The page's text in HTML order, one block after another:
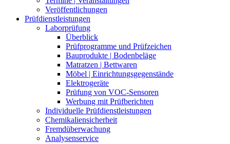
Veröffentlichungen
Prüfdienstleistungen
Laborprüfung
Überblick
Prüfprogramme und Prüfzeichen
Bauprodukte | Bodenbeläge
Matratzen | Bettwaren
Möbel | Einrichtungsgegenstände
Elektrogeräte
Prüfung von VOC-Sensoren
Werbung mit Prüfberichten
Individuelle Prüfdienstleistungen
Chemikaliensicherheit
Fremdüberwachung
Analysenservice